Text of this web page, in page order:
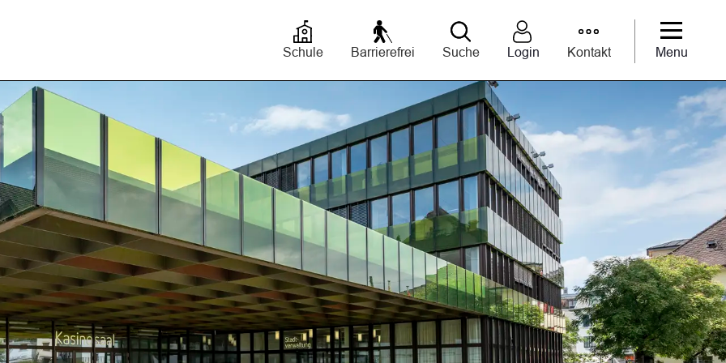
Schule Barrierefrei Kontakt
Suche Login Menu